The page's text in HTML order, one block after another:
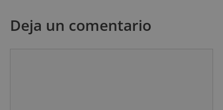
Deja un comentario